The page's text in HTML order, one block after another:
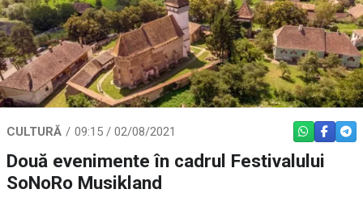
CULTURĂ 09:15 / 02/08/2021 WHATSAPP
Două evenimente în cadrul Festivalului
SoNoRo Musikland